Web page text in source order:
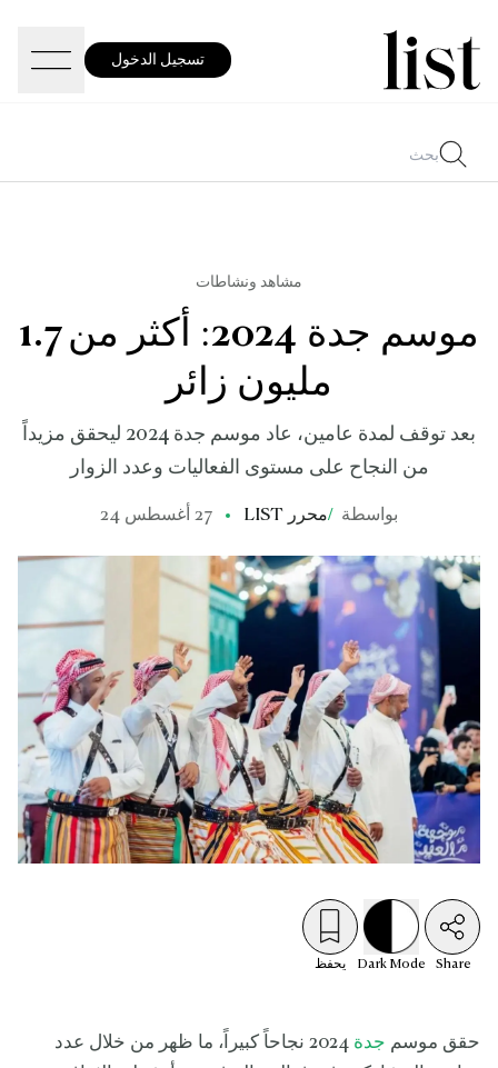
تسجيل الدخول
مشاهد ونشاطات
موسم جدة 2024: أكثر من 1.7
مليون زائر
بعد توقف لمدة عامين، عاد موسم جدة 2024 ليحقق مزيداً
من النجاح على مستوى الفعاليات وعدد الزوار
بواسطة /محرر LIST 27 أغسطس 24
Share
Dark Mode يحفظ
حقق موسم جدة
2024 نجاحاً كبيراً، ما ظهر من خلال عدد